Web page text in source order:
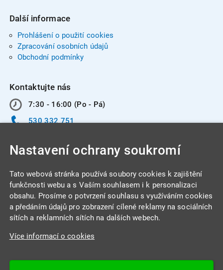
Další informace
Prohlášení o použití cookies
Zpracování osobních údajů
Obchodní podmínky
Kontaktujte nás
7:30 - 16:00 (Po - Pá)
530 332 751
INTEGRA CENTRUM s.r.o.
Jabloňová 662/7
Nastavení ochrany soukromí
Tato webová stránka používá soubory cookies k zajištění
funkčnosti webu a s Vaším souhlasem i k personalizaci
obsahu. Prosíme o potvrzení souhlasu s využíváním cookies
a předáním údajů pro zobrazení cílené reklamy na sociálních
sítích a reklamních sítích na dalších webech.
Více informací o cookies